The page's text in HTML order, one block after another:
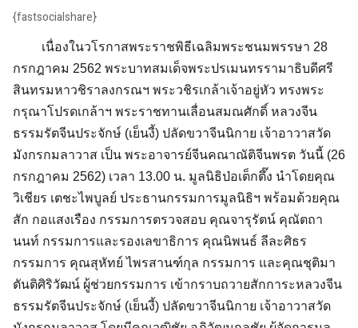
{fastsocialshare}
เนื่องในวโรกาสพระราชพิธีเฉลิมพระชนมพรรษา 28
กรกฎาคม 2562 พระบาทสมเด็จพระปรเมนทรรามาธิบดีศรี
สินทรมหาวชิราลงกรณฯ พระวชิรเกล้าเจ้าอยู่หัว ทรงพระ
กรุณาโปรดเกล้าฯ พระราชทานเลื่อนสมณศักดิ์ หลวงจีน
ธรรมรัตจีนประจักษ์ (เย็นงี้) ปลัดขวาจีนนิกาย เจ้าอาวาสวัด
มังกรกมลาวาส เป็น พระอาจารย์จีนคณาณัติจีนพรต วันนี้ (26
กรกฎาคม 2562) เวลา 13.00 น. มูลนิธิป่อเต็กตึ๊ง นำโดยคุณ
วิเชียร เตชะไพบูลย์ ประธานกรรมการมูลนิธิฯ พร้อมด้วยคุณ
สัก กอแสงเรือง กรรมการตรวจสอบ คุณจารุรัตน์ คุณัตถา
นนท์ กรรมการและรองเลขาธิการ คุณนิพนธ์ ลีละศิธร
กรรมการ คุณสุหัทย์ ไพรสานฑ์กุล กรรมการ และคุณชุติมา
ตันติศิริวัฒน์ ผู้ช่วยกรรมการ เข้ากราบถวายสักการะหลวงจีน
ธรรมรัตจีนประจักษ์ (เย็นงี้) ปลัดขวาจีนนิกาย เจ้าอาวาสวัด